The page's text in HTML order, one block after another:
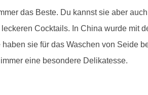
das Beste. Du kannst sie aber
Cocktails. In China wurde mit
sie für das Waschen von Seide
eine besondere Delikatesse.